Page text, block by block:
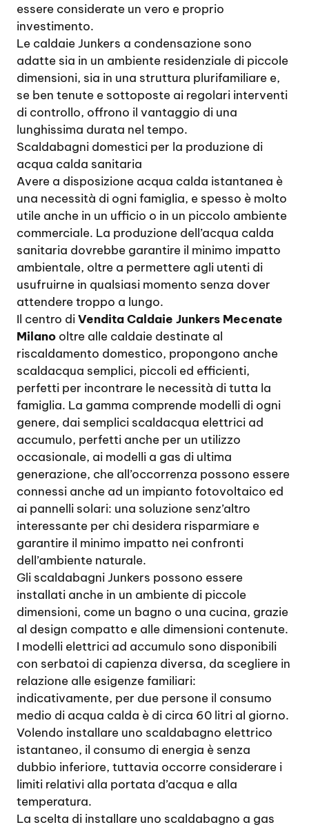
essere considerate un vero e proprio
investimento.
Le caldaie Junkers a condensazione sono
adatte sia in un ambiente residenziale di piccole
dimensioni, sia in una struttura plurifamiliare e,
se ben tenute e sottoposte ai regolari interventi
di controllo, offrono il vantaggio di una
lunghissima durata nel tempo.
Scaldabagni domestici per la produzione di
acqua calda sanitaria
Avere a disposizione acqua calda istantanea è
una necessità di ogni famiglia, e spesso è molto
utile anche in un ufficio o in un piccolo ambiente
commerciale. La produzione dell’acqua calda
sanitaria dovrebbe garantire il minimo impatto
ambientale, oltre a permettere agli utenti di
usufruirne in qualsiasi momento senza dover
attendere troppo a lungo.
Il centro diVendita Caldaie Junkers Mecenate
Milano oltre alle caldaie destinate al
riscaldamento domestico, propongono anche
scaldacqua semplici, piccoli ed efficienti,
perfetti per incontrare le necessità di tutta la
famiglia. La gamma comprende modelli di ogni
genere, dai semplici scaldacqua elettrici ad
accumulo, perfetti anche per un utilizzo
occasionale, ai modelli a gas di ultima
generazione, che all’occorrenza possono essere
connessi anche ad un impianto fotovoltaico ed
ai pannelli solari: una soluzione senz’altro
interessante per chi desidera risparmiare e
garantire il minimo impatto nei confronti
dell’ambiente naturale.
Gli scaldabagni Junkers possono essere
installati anche in un ambiente di piccole
dimensioni, come un bagno o una cucina, grazie
al design compatto e alle dimensioni contenute.
I modelli elettrici ad accumulo sono disponibili
con serbatoi di capienza diversa, da scegliere in
relazione alle esigenze familiari:
indicativamente, per due persone il consumo
medio di acqua calda è di circa 60 litri al giorno.
Volendo installare uno scaldabagno elettrico
istantaneo, il consumo di energia è senza
dubbio inferiore, tuttavia occorre considerare i
limiti relativi alla portata d’acqua e alla
temperatura.
La scelta di installare uno scaldabagno a gas